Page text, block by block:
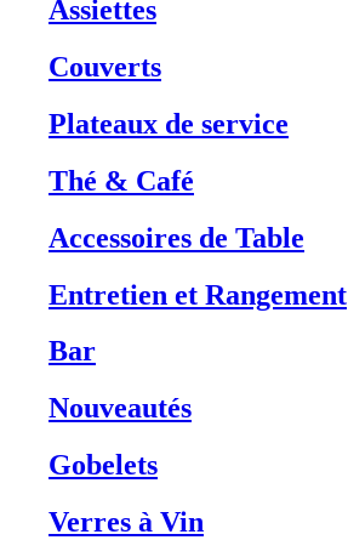
Assiettes
Couverts
Plateaux de service
Thé & Café
Accessoires de Table
Entretien et Rangement
Bar
Nouveautés
Gobelets
Verres à Vin